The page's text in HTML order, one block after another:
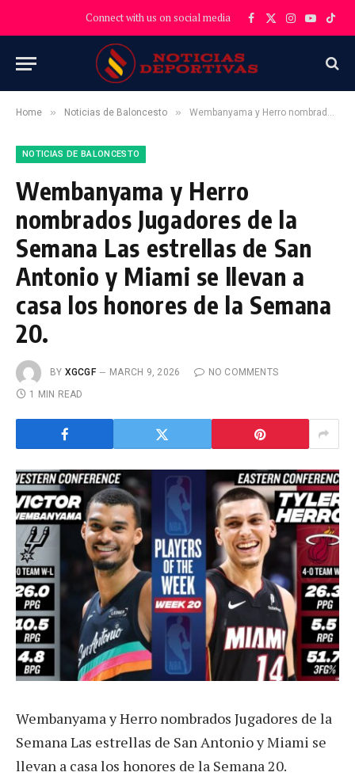
Connect with us on social media Facebook
X
Instagram
YouTube
Home » Noticias de Baloncesto » Wembanyama y Herro nombrados Jugadores de la Semana Las estrellas de San Antonio y Miami se llevan a casa los honores de la Semana 20.
NOTICIAS DE BALONCESTO
Wembanyama y Herro
nombrados Jugadores de la
Semana Las estrellas de San
Antonio y Miami se llevan a
casa los honores de la Semana
20.
BY XGCGF MARCH 9, 2026
NO COMMENTS
1 MIN READ
Wembanyama y Herro nombrados Jugadores de la
Semana Las estrellas de San Antonio y Miami se
llevan a casa los honores de la Semana 20.